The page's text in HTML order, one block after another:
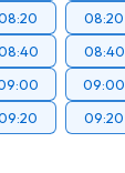
08:20
08:40
09:00
09:20